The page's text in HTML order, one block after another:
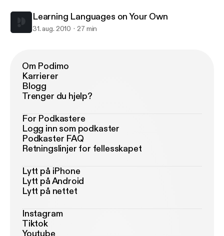
Learning Languages on Your Own
31. aug. 2010 27 min
Om Podimo
Karrierer
Blogg
Trenger du hjelp?
For Podkastere
Logg inn som podkaster
Podkaster FAQ
Retningslinjer for fellesskapet
Lytt på iPhone
Lytt på Android
Lytt på nettet
Instagram
Tiktok
Youtube